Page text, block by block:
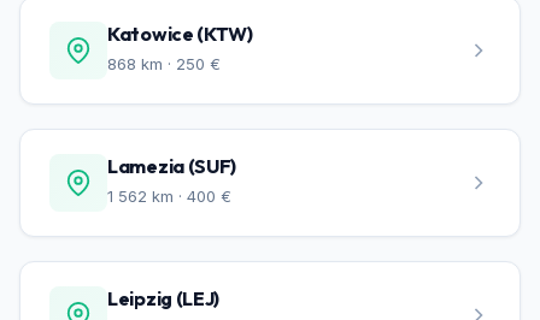
Katowice (KTW)
868 km · 250 €
Lamezia (SUF)
1 562 km · 400 €
Leipzig (LEJ)